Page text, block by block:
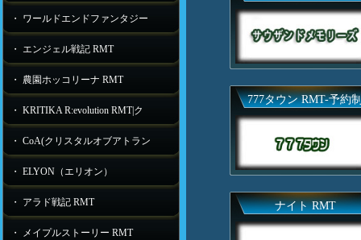
・ ワールドエンドファンタジー
・ エンジェル戦記 RMT
・ 農園ホッコリーナ RMT
・ KRITIKA R:evolution RMT|ク
・ CoA(クリスタルオブアトラン
・ ELYON（エリオン）
・ アラド戦記 RMT
・ メイプルストーリー RMT
777タウン RMT-予約
ナイト RMT